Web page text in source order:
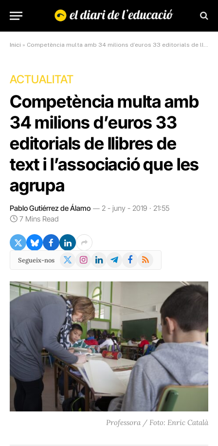
Inici » Competència multa amb 34 milions d’euros 33 editorials de llibres de text i l’associació que les agrupa
ACTUALITAT
Competència multa amb
34 milions d’euros 33
editorials de llibres de
text i l’associació que les
agrupa
Pablo Gutiérrez de Álamo
2 - juny - 2019 · 21:55
7 Mins Read
Segueix-nos
X
Instagram
LinkedInTelegramFacebook
RSS
Professora / Foto: Enric Català